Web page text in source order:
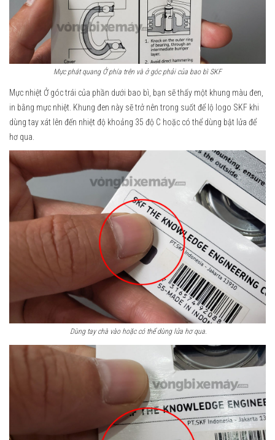
Mực phát quang Ở phía trên và ở góc phải của bao bì SKF
Mực nhiệt Ở góc trái của phần dưới bao bì, bạn sẽ thấy một khung màu đen,
in bằng mực nhiệt. Khung đen này sẽ trở nên trong suốt để lộ logo SKF khi
dùng tay xát lên đến nhiệt độ khoảng 35 độ C hoặc có thể dùng bật lửa để
hơ qua.
Dùng tay chà vào hoặc có thể dùng lửa hơ qua.